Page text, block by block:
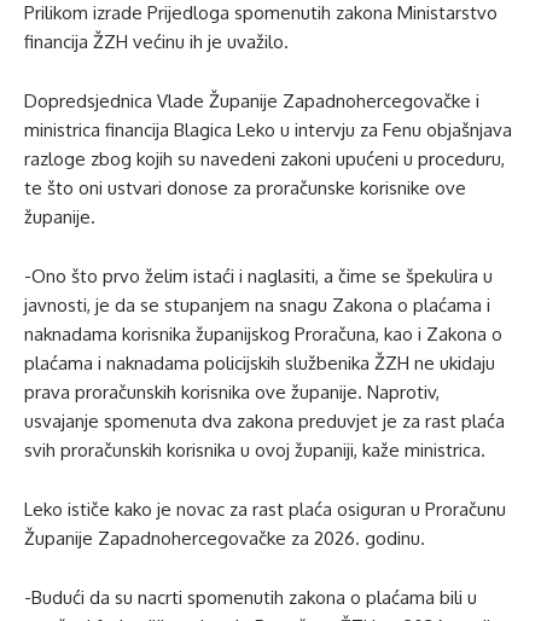
Prilikom izrade Prijedloga spomenutih zakona Ministarstvo
financija ŽZH većinu ih je uvažilo.
Dopredsjednica Vlade Županije Zapadnohercegovačke i
ministrica financija Blagica Leko u intervju za Fenu objašnjava
razloge zbog kojih su navedeni zakoni upućeni u proceduru,
te što oni ustvari donose za proračunske korisnike ove
županije.
-Ono što prvo želim istaći i naglasiti, a čime se špekulira u
javnosti, je da se stupanjem na snagu Zakona o plaćama i
naknadama korisnika županijskog Proračuna, kao i Zakona o
plaćama i naknadama policijskih službenika ŽZH ne ukidaju
prava proračunskih korisnika ove županije. Naprotiv,
usvajanje spomenuta dva zakona preduvjet je za rast plaća
svih proračunskih korisnika u ovoj županiji, kaže ministrica.
Leko ističe kako je novac za rast plaća osiguran u Proračunu
Županije Zapadnohercegovačke za 2026. godinu.
-Budući da su nacrti spomenutih zakona o plaćama bili u